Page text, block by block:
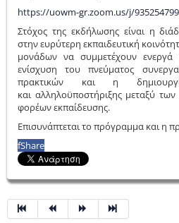
https://uowm-gr.zoom.us/j/
Στόχος της εκδήλωσης είναι η
στην ευρύτερη εκπαιδευτική
μονάδων να συμμετέχουν
ενίσχυση του πνεύματος
πρακτικών και η
και αλληλοϋποστήριξης μεταξύ
φορέων εκπαίδευσης.
Επισυνάπτεται το πρόγραμμα και η
fShare